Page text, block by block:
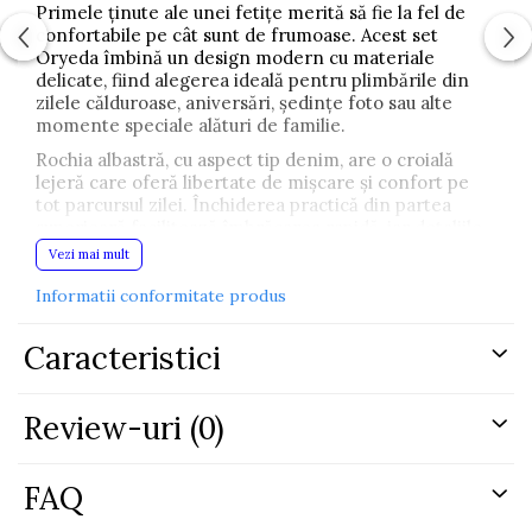
Primele ținute ale unei fetițe merită să fie la fel de
confortabile pe cât sunt de frumoase. Acest set
Oryeda îmbină un design modern cu materiale
delicate, fiind alegerea ideală pentru plimbările din
zilele călduroase, aniversări, ședințe foto sau alte
momente speciale alături de familie.
Rochia albastră, cu aspect tip denim, are o croială
lejeră care oferă libertate de mișcare și confort pe
tot parcursul zilei. Închiderea practică din partea
discrete din partea de jos completează un design
elegant și ușor de asortat.
Pentru un look complet, setul include o pereche de
baretă pentru o fixare sigură pe picior. Aceștia sunt
potriviți atât pentru plimbările zilnice, cât și pentru
Realizat din100% bumbac
respirabil și delicat cu pielea sensibilă a bebelușului,
Vezi mai mult
Informatii conformitate produs
Caracteristici
Review-uri (0)
FAQ